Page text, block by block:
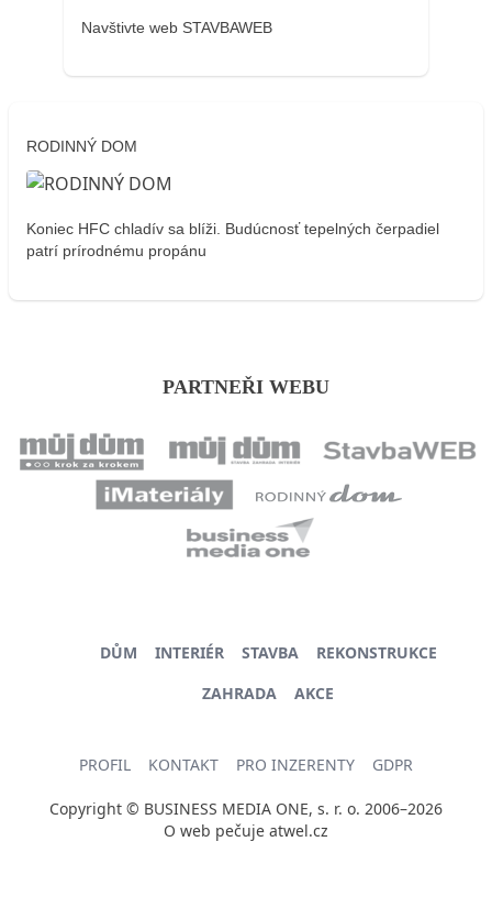
Navštivte web STAVBAWEB
RODINNÝ DOM
Koniec HFC chladív sa blíži. Budúcnosť tepelných čerpadiel
patrí prírodnému propánu
PARTNEŘI WEBU
DŮM INTERIÉR STAVBA
REKONSTRUKCE
ZAHRADA
AKCE
PROFIL KONTAKT PRO INZERENTY GDPR
Copyright © BUSINESS MEDIA ONE, s. r. o. 2006–2026